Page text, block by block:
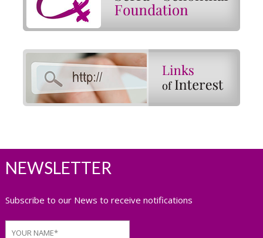
NEWSLETTER
Subscribe to our News to receive notifications